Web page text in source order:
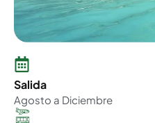
Salida
Agosto a Diciembre